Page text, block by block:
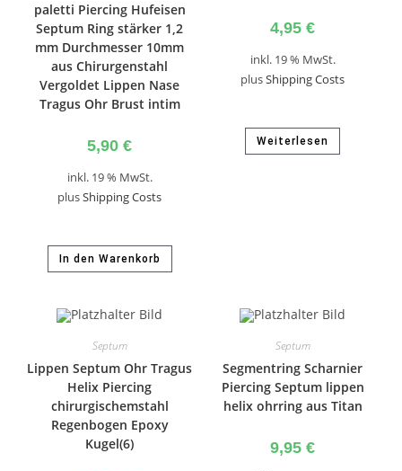
paletti Piercing Hufeisen
Septum Ring stärker 1,2
mm Durchmesser 10mm
aus Chirurgenstahl
Vergoldet Lippen Nase
Tragus Ohr Brust intim
5,90 €
inkl. 19 % MwSt.
plusShipping Costs
In den Warenkorb
4,95 €
inkl. 19 % MwSt.
plusShipping Costs
Weiterlesen
Septum
Lippen Septum Ohr Tragus
Helix Piercing
chirurgischemstahl
Regenbogen Epoxy
Kugel(6)
Septum
Segmentring Scharnier
Piercing Septum lippen
helix ohrring aus Titan
9,95 €